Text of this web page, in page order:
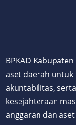
BPKAD
aset daerah untuk
akuntabilitas,
kesejahteraan
anggaran dan